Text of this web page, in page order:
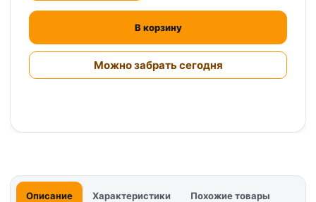
В корзину
Можно забрать сегодня
Описание Характеристики Похожие товары